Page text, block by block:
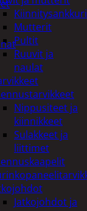
Mutterit
Pultit
Ruuvit ja
naulat
Nippusiteet ja
kiinnikkeet
Sulakkeet ja
liittimet
Jatkojohdot ja